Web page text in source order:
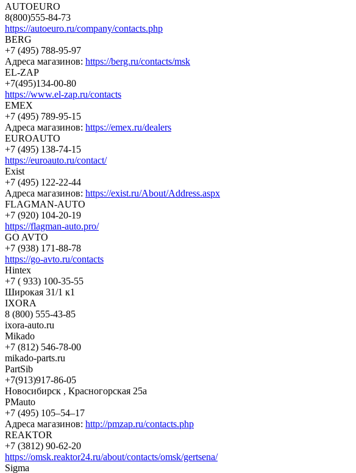
AUTOEURO
8(800)555-84-73
https://autoeuro.ru/company/contacts.php
BERG
+7 (495) 788-95-97
Адреса магазинов: https://berg.ru/contacts/msk
EL-ZAP
+7(495)134-00-80
https://www.el-zap.ru/contacts
EMEX
+7 (495) 789-95-15
Адреса магазинов: https://emex.ru/dealers
EUROAUTO
+7 (495) 138-74-15
https://euroauto.ru/contact/
Exist
+7 (495) 122-22-44
Адреса магазинов: https://exist.ru/About/Address.aspx
FLAGMAN-AUTO
+7 (920) 104-20-19
https://flagman-auto.pro/
GO AVTO
+7 (938) 171-88-78
https://go-avto.ru/contacts
Hintex
+7 ( 933) 100-35-55
Широкая 31/1 к1
IXORA
8 (800) 555-43-85
ixora-auto.ru
Mikado
+7 (812) 546-78-00
mikado-parts.ru
PartSib
+7(913)917-86-05
Новосибирск , Красногорская 25а
PMauto
+7 (495) 105‒54‒17
Адреса магазинов: http://pmzap.ru/contacts.php
REAKTOR
+7 (3812) 90-62-20
https://omsk.reaktor24.ru/about/contacts/omsk/gertsena/
Sigma